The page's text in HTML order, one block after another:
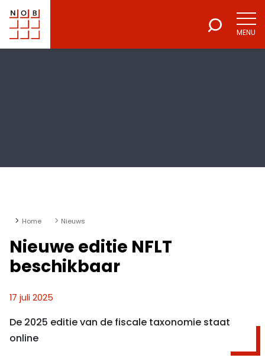
NOB
Voor een excellente beroepsuitoefening
MENU
Home Nieuws
Nieuwe editie NFLT
beschikbaar
17 juli 2025
De 2025 editie van de fiscale taxonomie staat
online